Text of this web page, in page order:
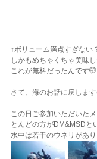
↑ボリューム満点すぎない
しかもめちゃくちゃ美味
これが無料だったんです
さて、海のお話に戻しま
この日ご参加いただいた
とんどの方がDM&MSDと
水中は若干のウネリがあり